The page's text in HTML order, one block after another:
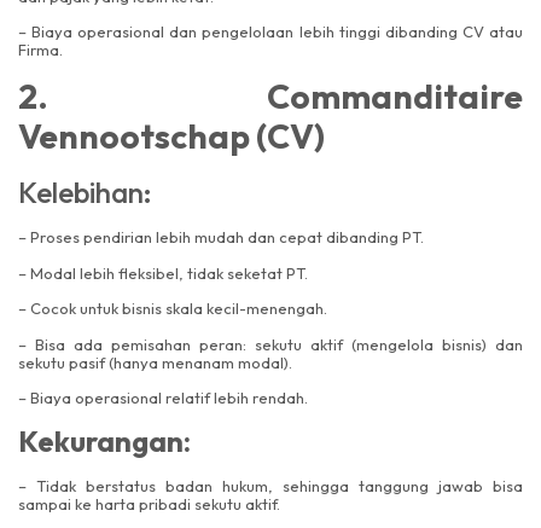
– Biaya operasional dan pengelolaan lebih tinggi dibanding CV atau
Firma.
2. Commanditaire
Vennootschap (CV)
Kelebihan:
– Proses pendirian lebih mudah dan cepat dibanding PT.
– Modal lebih fleksibel, tidak seketat PT.
– Cocok untuk bisnis skala kecil-menengah.
– Bisa ada pemisahan peran: sekutu aktif (mengelola bisnis) dan
sekutu pasif (hanya menanam modal).
– Biaya operasional relatif lebih rendah.
Kekurangan:
– Tidak berstatus badan hukum, sehingga tanggung jawab bisa
sampai ke harta pribadi sekutu aktif.